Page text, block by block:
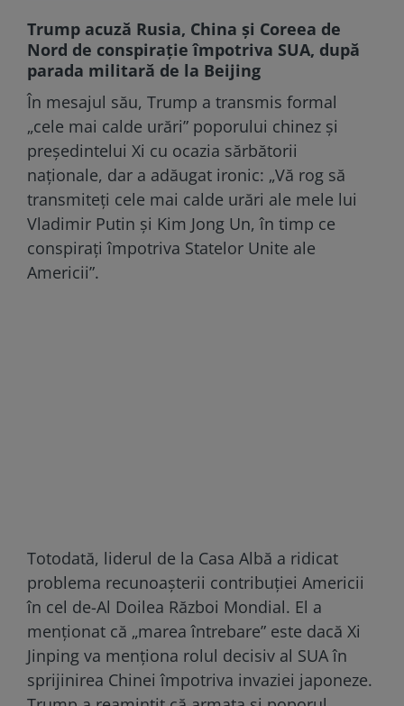
Trump acuză Rusia, China și Coreea de
Nord de conspirație împotriva SUA, după
parada militară de la Beijing
În mesajul său, Trump a transmis formal
„cele mai calde urări” poporului chinez și
președintelui Xi cu ocazia sărbătorii
naționale, dar a adăugat ironic: „Vă rog să
transmiteţi cele mai calde urări ale mele lui
Vladimir Putin şi Kim Jong Un, în timp ce
conspiraţi împotriva Statelor Unite ale
Americii”.
Totodată, liderul de la Casa Albă a ridicat
problema recunoașterii contribuției Americii
în cel de-Al Doilea Război Mondial. El a
menționat că „marea întrebare” este dacă Xi
Jinping va menționa rolul decisiv al SUA în
sprijinirea Chinei împotriva invaziei japoneze.